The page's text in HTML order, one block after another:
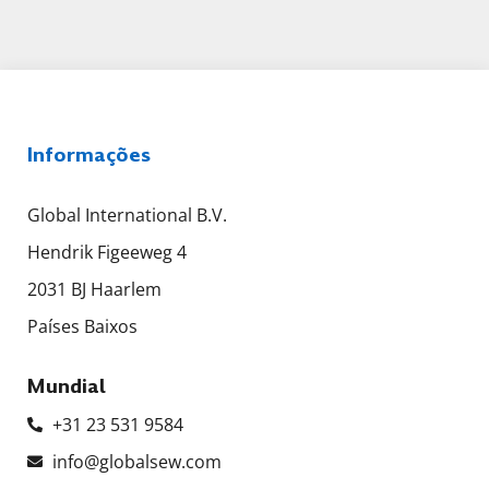
Informações
Global International B.V.
Hendrik Figeeweg 4
2031 BJ Haarlem
Países Baixos
Mundial
+31 23 531 9584
info@globalsew.com